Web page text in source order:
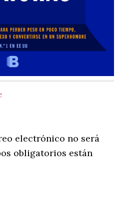
electrónico no será
obligatorios están